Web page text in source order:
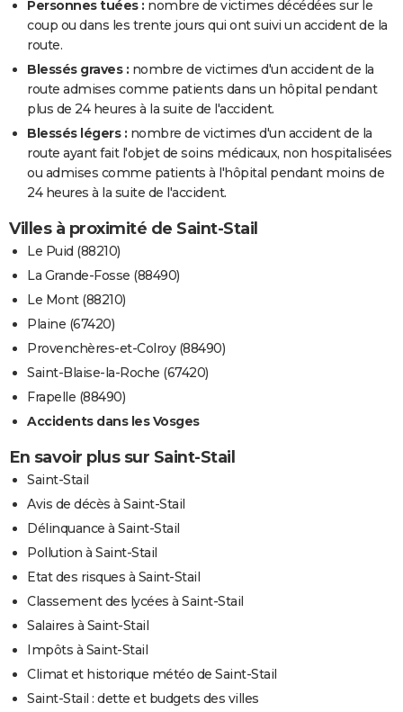
Personnes tuées : nombre de victimes décédées sur le
coup ou dans les trente jours qui ont suivi un accident de la
route.
Blessés graves : nombre de victimes d'un accident de la
route admises comme patients dans un hôpital pendant
plus de 24 heures à la suite de l'accident.
Blessés légers : nombre de victimes d'un accident de la
route ayant fait l'objet de soins médicaux, non hospitalisées
ou admises comme patients à l'hôpital pendant moins de
24 heures à la suite de l'accident.
Villes à proximité de Saint-Stail
Le Puid (88210)
La Grande-Fosse (88490)
Le Mont (88210)
Plaine (67420)
Provenchères-et-Colroy (88490)
Saint-Blaise-la-Roche (67420)
Frapelle (88490)
Accidents dans les Vosges
En savoir plus sur Saint-Stail
Saint-Stail
Avis de décès à Saint-Stail
Délinquance à Saint-Stail
Pollution à Saint-Stail
Etat des risques à Saint-Stail
Classement des lycées à Saint-Stail
Salaires à Saint-Stail
Impôts à Saint-Stail
Climat et historique météo de Saint-Stail
Saint-Stail : dette et budgets des villes